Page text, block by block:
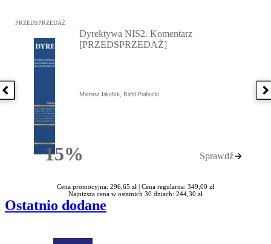
Poprzednia książka
Przejdź do: Dyrektywa NIS2. Komentarz [PRZEDSPRZEDAŻ],
PRZEDSPRZEDAŻ
15%Rabatu
Dyrektywa NIS2. Komentarz
[PRZEDSPRZEDAŻ]
Mateusz Jakubik, Rafał Prabucki
Sprawdź
Cena promocyjna: 296,65 zł | Cena regularna: 349,00 zł
Najniższa cena w ostatnich 30 dniach: 244,30 zł
Ostatnio dodane